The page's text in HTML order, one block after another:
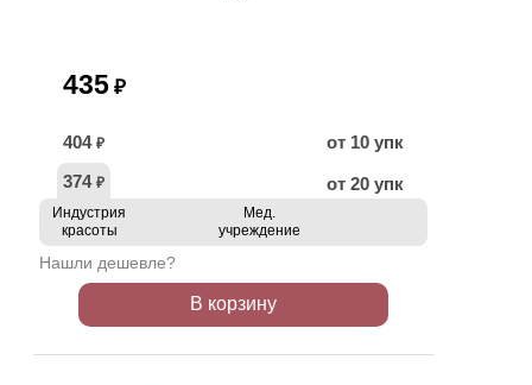
435 ₽
404 ₽
от 10 упк
374 ₽ от 20 упк
Индустрия
красоты
Мед.
учреждение
Нашли дешевле?
В корзину